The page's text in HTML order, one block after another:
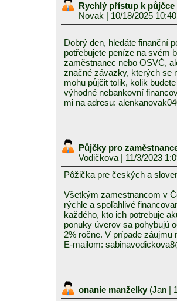
Rychlý přístup k
Novak | 10/18/2025
Dobrý den, hledáte finanční
potřebujete peníze na svém
zaměstnanec nebo OSVČ,
značné závazky, kterých se
mohu půjčit tolik, kolik
výhodné nebankovní
mi na adresu:
Půjčky pro
Vodičkova | 11/3/2023
Pôžička pre českých a
Všetkým zamestnancom v
rýchle a spoľahlivé
každého, kto ich potrebuje
ponuky úverov sa pohybujú
2% ročne. V prípade
E-mailom:
onanie manželky (Jan |